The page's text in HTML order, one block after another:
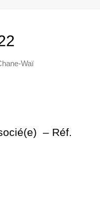
Waï
– Réf.